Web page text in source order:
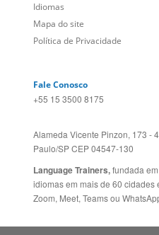
Sugestões
Folheto dos Cursos de
Idiomas
+55 15 3500 8175
Alameda Vicente Pinzon, 173 -
Paulo/SP CEP 04547-130
Language Trainers,fundada em